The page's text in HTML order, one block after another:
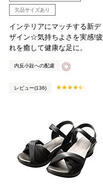
欠品サイズあり
インテリアにマッチする新デ
ザイン☆気持ちよさを実感!疲
れを癒して健康な足に。
内反小趾への配慮 ◎
レビュー(136)